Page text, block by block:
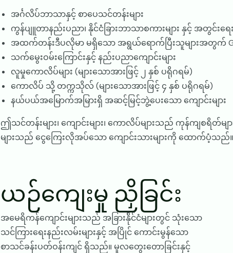
အင်္ဂလိပ်ဘာသာနှင့် စာပေသင်တန်းများ
ကွန်ပျူတာနည်းပညာ၊ နိုင်ငံခြားဘာသာစကားများ နှင့် အတွင်းရေ
အထက်တန်းဒီပလိုမာ မရှိသော အရွယ်ရောက်ပြီးသူများအတွက်
သက်မွေးဝမ်းကြောင်းနှင့် နည်းပညာကျောင်းများ
လူမှုကောလိပ်များ (များသောအားဖြင့် ၂ နှစ် ပရိုဂရမ်)
ကောလိပ် သို့ တက္ကသိုလ် (များသောအားဖြင့် ၄ နှစ် ပရိုဂရမ်)
နယ်ပယ်အမြောက်အမြားရှိ အဆင့်မြင့်ဘွဲ့ပေးသော ကျောင်းများ
ဤသင်တန်းများ၊ ကျောင်းများ၊ ကောလိပ်များသည် ကုန်ကျစရိတ်မျ
များသည် ငွေကြေးလိုအပ်သော ကျောင်းသားများကို ထောက်ပံ့သည်။
ယဉ်ကျေးမှု ညှိခြင်း
အမေရိကန်ကျောင်းများသည် အခြားန်ိုင်ငံများတွင် သုံးသော
သင်ကြားရေးနည်းလမ်းများနှင့် အပြိုင် ကောင်းမွန်သော
စာသင်ခန်းပတ်ဝန်းကျင် ရှိသည်။ မူလတွေးတောခြင်းနှင့်